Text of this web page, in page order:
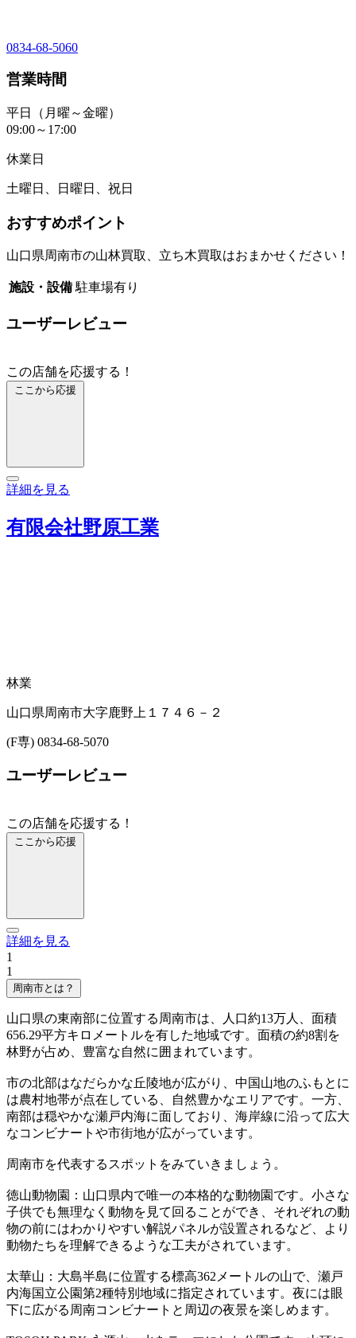
0834-68-5060
営業時間
平日（月曜～金曜）
09:00～17:00
休業日
土曜日、日曜日、祝日
おすすめポイント
山口県周南市の山林買取、立ち木買取はおまかせください！
施設・設備 駐車場有り
ユーザーレビュー
この店舗を応援する！
ここから応援
詳細を見る
有限会社野原工業
林業
山口県周南市大字鹿野上１７４６－２
(F専) 0834-68-5070
ユーザーレビュー
この店舗を応援する！
ここから応援
詳細を見る
1
1
周南市とは？
山口県の東南部に位置する周南市は、人口約13万人、面積
656.29平方キロメートルを有した地域です。面積の約8割を
林野が占め、豊富な自然に囲まれています。
市の北部はなだらかな丘陵地が広がり、中国山地のふもとに
は農村地帯が点在している、自然豊かなエリアです。一方、
南部は穏やかな瀬戸内海に面しており、海岸線に沿って広大
なコンビナートや市街地が広がっています。
周南市を代表するスポットをみていきましょう。
徳山動物園：山口県内で唯一の本格的な動物園です。小さな
子供でも無理なく動物を見て回ることができ、それぞれの動
物の前にはわかりやすい解説パネルが設置されるなど、より
動物たちを理解できるような工夫がされています。
太華山：大島半島に位置する標高362メートルの山で、瀬戸
内海国立公園第2種特別地域に指定されています。夜には眼
下に広がる周南コンビナートと周辺の夜景を楽しめます。